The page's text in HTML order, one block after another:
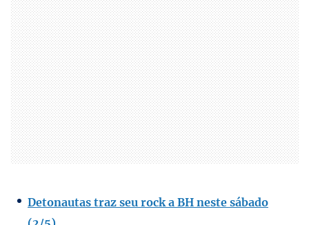
Detonautas traz seu rock a BH neste sábado